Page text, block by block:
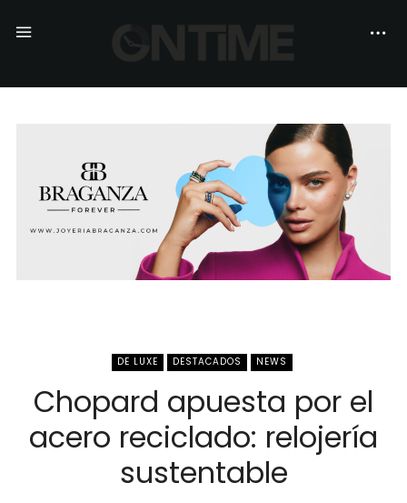
DE LUXE DESTACADOS NEWS
Chopard apuesta por el
acero reciclado: relojería
sustentable